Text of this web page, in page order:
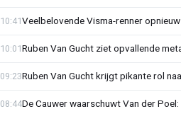
Veelbelovende Visma-renner
10:41
Ruben Van Gucht ziet opvallende
10:01
Ruben Van Gucht krijgt pikante rol
09:23
De Cauwer waarschuwt Van der
08:44